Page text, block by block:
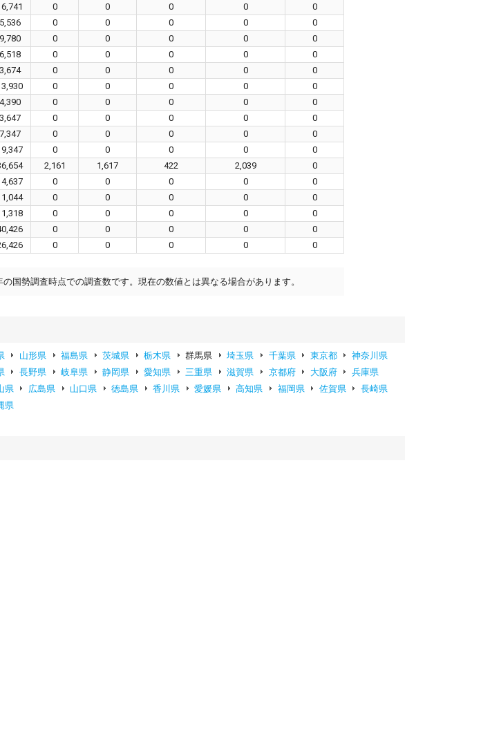
0 0 0 0
0
5,536 0 0 0 0
0
9,780 0 0 0 0
0
6,518 0 0 0 0
0
3,674 0 0 0 0
0
0 0 0 0
0
4,390 0 0 0 0
0
3,647 0 0 0 0
0
7,347 0 0 0 0
0
0 0 0 0
0
2,161 1,617 422 2,039
0
0 0 0 0
0
0 0 0 0
0
0 0 0 0
0
0 0 0 0
0
0 0 0 0 0
国勢調査時点での調査数です。現在の数値とは異なる場合があります。
山形県 福島県 茨城県 栃木県 群馬県 埼玉県 千葉県 東京都
神奈川県
長野県 岐阜県 静岡県 愛知県 三重県 滋賀県 京都府 大阪府
兵庫県
県 広島県 山口県 徳島県 香川県 愛媛県 高知県 福岡県 佐賀県
長崎県
県